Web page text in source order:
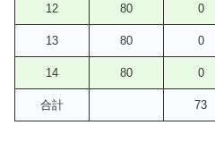
12 80 0
13 80 0
14 80 0
合計 73